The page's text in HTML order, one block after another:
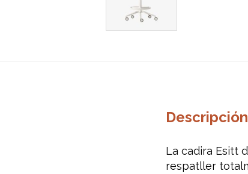
Descripción
La cadira Esitt
respatller